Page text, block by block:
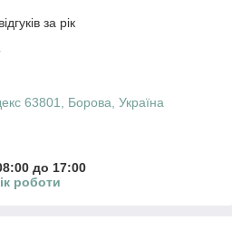
за рік
63801, Борова, Україна
до 17:00
роботи